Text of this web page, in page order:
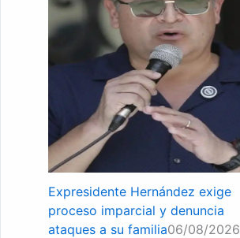
Expresidente Hernández exige
proceso imparcial y denuncia
ataques a su familia06/08/2026